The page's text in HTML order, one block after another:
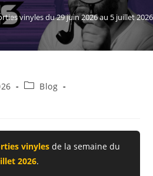
vinyles du 29 juin 2026 au 5 juillet 2026
PostBlog
vinyles de la semaine du
2026.